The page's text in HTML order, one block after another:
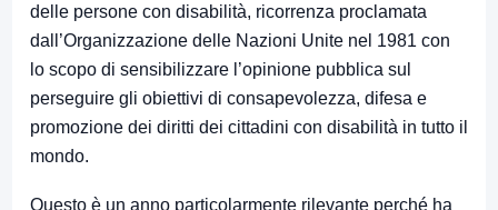
delle persone con disabilità, ricorrenza proclamata
dall’Organizzazione delle Nazioni Unite nel 1981 con
lo scopo di sensibilizzare l’opinione pubblica sul
perseguire gli obiettivi di consapevolezza, difesa e
promozione dei diritti dei cittadini con disabilità in tutto il
mondo.
Questo è un anno particolarmente rilevante perché ha